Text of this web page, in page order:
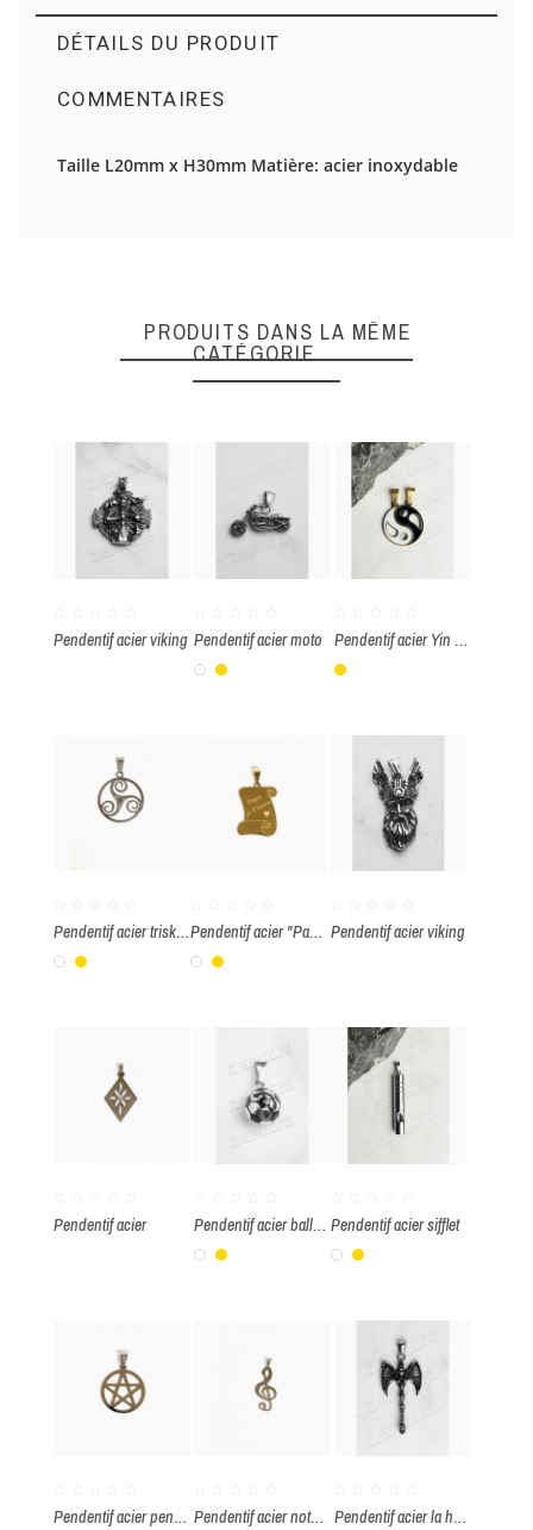
DÉTAILS DU PRODUIT
COMMENTAIRES
Taille L20mm x H30mm Matière: acier inoxydable
Il n'y a pas d'avis en ce moment.
ENVOYER
PRODUITS DANS LA MÊME
CATÉGORIE
Pendentif acier viking Pendentif acier moto
Blanc
Or
Pendentif acier Yin Yang
Or
Pendentif acier triskell
Blanc
Or
Pendentif acier "Papa je t'aime"
Blanc
Or
Pendentif acier viking
Pendentif acier Pendentif acier ballon de foot
Blanc
Or
Pendentif acier sifflet
Blanc
Or
Pendentif acier pentacle à l'endroit Pendentif acier note de musique Pendentif acier la hache tête de mort